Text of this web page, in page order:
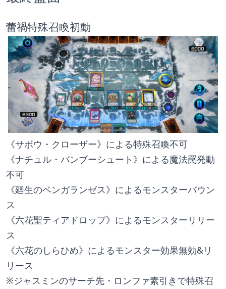
蕾禍特殊召喚初動
《サボウ・クローザー》による特殊召喚不可
《ナチュル・バンブーシュート》による魔法罠発動
不可
《廻生のベンガランゼス》によるモンスターバウン
ス
《六花聖ティアドロップ》によるモンスターリリー
ス
《六花のしらひめ》によるモンスター効果無効&リ
リース
※ジャスミンのサーチ先・ロンファ素引きで特殊召